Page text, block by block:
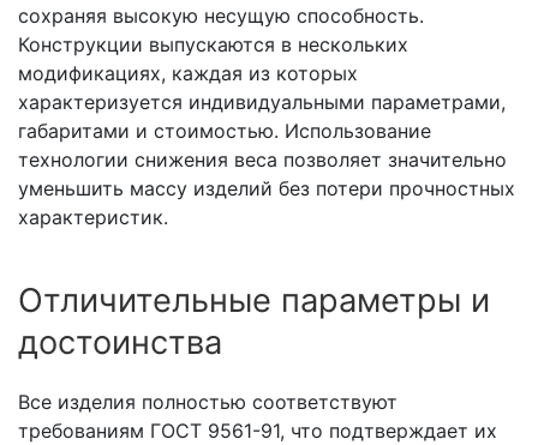
сохраняя высокую несущую способность.
Конструкции выпускаются в нескольких
модификациях, каждая из которых
характеризуется индивидуальными параметрами,
габаритами и стоимостью. Использование
технологии снижения веса позволяет значительно
уменьшить массу изделий без потери прочностных
характеристик.
Отличительные параметры и
достоинства
Все изделия полностью соответствуют
требованиям ГОСТ 9561-91, что подтверждает их